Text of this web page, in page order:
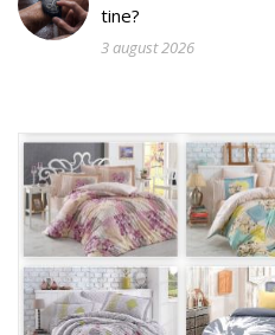
tine?
3 august 2026